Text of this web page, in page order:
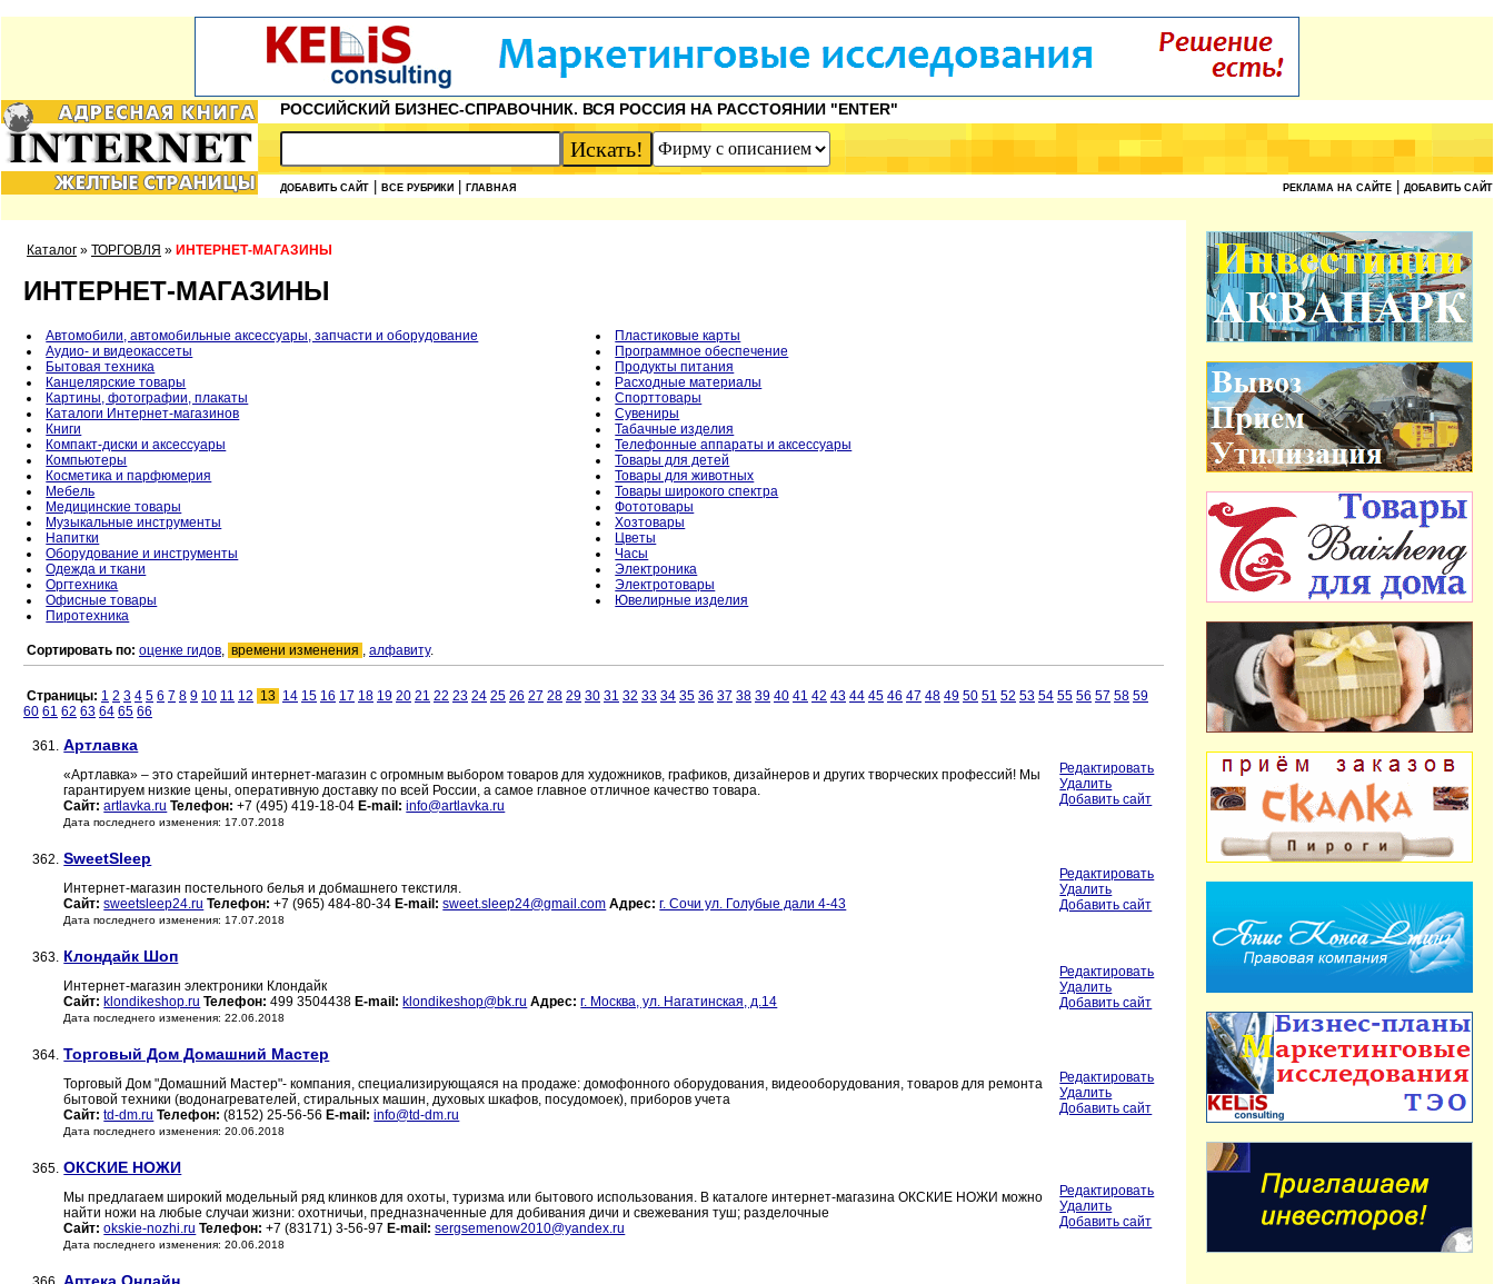
РОССИЙСКИЙ БИЗНЕС-СПРАВОЧНИК. ВСЯ РОССИЯ НА РАССТОЯНИИ "ENTER"
ДОБАВИТЬ САЙТ ВСЕ РУБРИКИ ГЛАВНАЯ РЕКЛАМА НА САЙТЕ ДОБАВИТЬ САЙТ
Каталог » ТОРГОВЛЯ » ИНТЕРНЕТ-МАГАЗИНЫ
ИНТЕРНЕТ-МАГАЗИНЫ
Автомобили, автомобильные аксессуары, запчасти и оборудование
Аудио- и видеокассеты
Бытовая техника
Канцелярские товары
Картины, фотографии, плакаты
Каталоги Интернет-магазинов
Книги
Компакт-диски и аксессуары
Компьютеры
Косметика и парфюмерия
Мебель
Медицинские товары
Музыкальные инструменты
Напитки
Оборудование и инструменты
Одежда и ткани
Оргтехника
Офисные товары
Пиротехника
Пластиковые карты
Программное обеспечение
Продукты питания
Расходные материалы
Спорттовары
Сувениры
Табачные изделия
Телефонные аппараты и аксессуары
Товары для детей
Товары для животных
Товары широкого спектра
Фототовары
Хозтовары
Цветы
Часы
Электроника
Электротовары
Ювелирные изделия
Сортировать по: оценке гидов, времени изменения , алфавиту.
Страницы: 1 2 3 4 5 6 7 8 9 10 11 12 13 14 15 16 17 18 19 20 21 22 23 24 25 26 27 28 29 30 31 32 33 34 35 36 37 38 39 40 41 42 43 44 45 46 47 48 49 50 51 52 53 54 55 56 57 58 59
60 61 62 63 64 65 66
361. Артлавка
«Артлавка» – это старейший интернет-магазин с огромным выбором товаров для художников, графиков, дизайнеров и других творческих профессий! Мы
гарантируем низкие цены, оперативную доставку по всей России, а самое главное отличное качество товара.
Сайт: artlavka.ru Телефон: +7 (495) 419-18-04 E-mail: info@artlavka.ru
Дата последнего изменения: 17.07.2018
Редактировать
Удалить
Добавить сайт
362. SweetSleep
Интернет-магазин постельного белья и добмашнего текстиля.
Сайт: sweetsleep24.ru Телефон: +7 (965) 484-80-34 E-mail: sweet.sleep24@gmail.com Адрес: г. Сочи ул. Голубые дали 4-43
Дата последнего изменения: 17.07.2018
Редактировать
Удалить
Добавить сайт
363. Клондайк Шоп
Интернет-магазин электроники Клондайк
Сайт: klondikeshop.ru Телефон: 499 3504438 E-mail: klondikeshop@bk.ru Адрес: г. Москва, ул. Нагатинская, д.14
Дата последнего изменения: 22.06.2018
Редактировать
Удалить
Добавить сайт
364. Торговый Дом Домашний Мастер
Торговый Дом "Домашний Мастер"- компания, специализирующаяся на продаже: домофонного оборудования, видеооборудования, товаров для ремонта
бытовой техники (водонагревателей, стиральных машин, духовых шкафов, посудомоек), приборов учета
Сайт: td-dm.ru Телефон: (8152) 25-56-56 E-mail: info@td-dm.ru
Дата последнего изменения: 20.06.2018
Редактировать
Удалить
Добавить сайт
365. ОКСКИЕ НОЖИ
Мы предлагаем широкий модельный ряд клинков для охоты, туризма или бытового использования. В каталоге интернет-магазина ОКСКИЕ НОЖИ можно
найти ножи на любые случаи жизни: охотничьи, предназначенные для добивания дичи и свежевания туш; разделочные
Сайт: okskie-nozhi.ru Телефон: +7 (83171) 3-56-97 E-mail: sergsemenow2010@yandex.ru
Дата последнего изменения: 20.06.2018
Редактировать
Удалить
Добавить сайт